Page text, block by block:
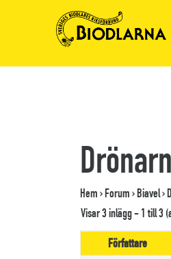
Hem›Forum›Biavel›
Visar 3 inlägg - 1 till 3
Författare